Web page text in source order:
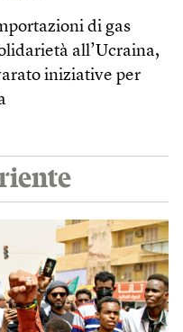
di gas
all’Ucraina,
iniziative per